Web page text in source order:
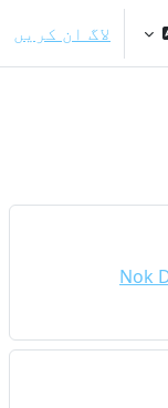
لاگ ان کریں
Nok